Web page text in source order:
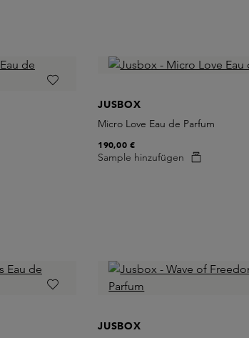
JUSBOX
Micro Love Eau de Parfum
Sample hinzufügen
190,00 €
JUSBOX